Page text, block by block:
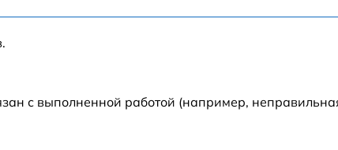
мин
с выполненной работой (например,